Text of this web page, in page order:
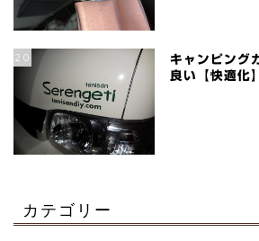
20
キャンピング
良い【快適化
カテゴリー